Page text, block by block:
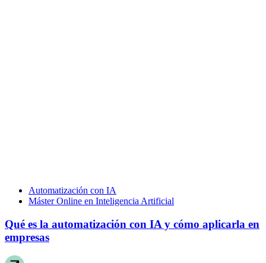
Automatización con IA
Máster Online en Inteligencia Artificial
Qué es la automatización con IA y cómo aplicarla en
empresas